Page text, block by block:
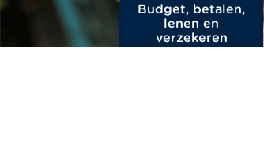
Budget, betalen,
lenen en
verzekeren